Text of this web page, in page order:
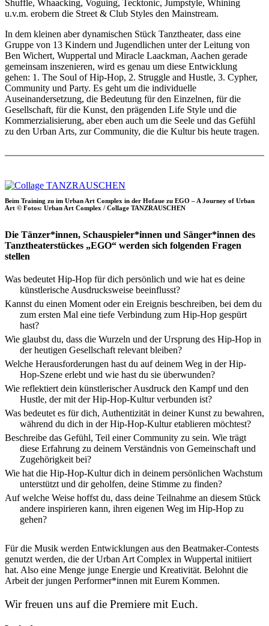
Shuffle, Whaacking, Voguing, Tecktonic, Jumpstyle, Whining
u.v.m. erobern die Street & Club Styles den Mainstream.
In dem kleinen aber dynamischen Stück Tanztheater, dass eine
Gruppe von 13 Kindern und Jugendlichen unter der Leitung von
Ben Wichert, Wuppertal und Miracle Laackman, Aachen gerade
gemeinsam inszenieren, wird es genau um diese Entwicklung
gehen: 1. The Soul of Hip-Hop, 2. Struggle and Hustle, 3. Cypher,
Community und Party. Es geht um die individuelle
Auseinandersetzung, die Bedeutung für den Einzelnen, für die
Gesellschaft, für die Kunst, den prägenden Life Style und die
Kommerzialisierung, aber eben auch um die Seele und das Gefühl
zu den Urban Arts, zur Community, die die Kultur bis heute tragen.
Beim Training zu im Urban Art Complex in der Hofaue zu EGO – A Journey of Urban
Art © Fotos: Urban Art Complex / Collage TANZRAUSCHEN
Die Tänzer*innen, Schauspieler*innen und Sänger*innen des
Tanztheaterstückes „EGO“ werden sich folgenden Fragen
stellen
Was bedeutet Hip-Hop für dich persönlich und wie hat es deine
künstlerische Ausdrucksweise beeinflusst?
Kannst du einen Moment oder ein Ereignis beschreiben, bei dem du
zum ersten Mal eine tiefe Verbindung zum Hip-Hop gespürt
hast?
Wie glaubst du, dass die Wurzeln und der Ursprung des Hip-Hop in
der heutigen Gesellschaft relevant bleiben?
Welche Herausforderungen hast du auf deinem Weg in der Hip-
Hop-Szene erlebt und wie hast du sie überwunden?
Wie reflektiert dein künstlerischer Ausdruck den Kampf und den
Hustle, der mit der Hip-Hop-Kultur verbunden ist?
Was bedeutet es für dich, Authentizität in deiner Kunst zu bewahren,
während du dich in der Hip-Hop-Kultur etablieren möchtest?
Beschreibe das Gefühl, Teil einer Community zu sein. Wie trägt
diese Erfahrung zu deinem Verständnis von Gemeinschaft und
Zugehörigkeit bei?
Wie hat die Hip-Hop-Kultur dich in deinem persönlichen Wachstum
unterstützt und dir geholfen, deine Stimme zu finden?
Auf welche Weise hoffst du, dass deine Teilnahme an diesem Stück
andere inspirieren kann, ihren eigenen Weg im Hip-Hop zu
gehen?
Für die Musik werden Entwicklungen aus den Beatmaker-Contests
genutzt werden, die der Urban Art Complex in Wuppertal initiiert
hat. Also eine Menge junge Energie und Kreativität. Belohnt die
Arbeit der jungen Performer*innen mit Eurem Kommen.
Wir freuen uns auf die Premiere mit Euch.